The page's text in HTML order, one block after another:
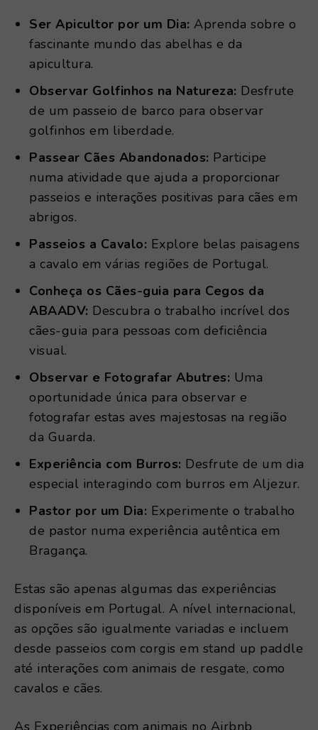
Ser Apicultor por um Dia: Aprenda sobre o
fascinante mundo das abelhas e da
apicultura.
Observar Golfinhos na Natureza: Desfrute
de um passeio de barco para observar
golfinhos em liberdade.
Passear Cães Abandonados: Participe
numa atividade que ajuda a proporcionar
passeios e interações positivas para cães em
abrigos.
Passeios a Cavalo: Explore belas paisagens
a cavalo em várias regiões de Portugal.
Conheça os Cães-guia para Cegos da
ABAADV: Descubra o trabalho incrível dos
cães-guia para pessoas com deficiência
visual.
Observar e Fotografar Abutres: Uma
oportunidade única para observar e
fotografar estas aves majestosas na região
da Guarda.
Experiência com Burros: Desfrute de um dia
especial interagindo com burros em Aljezur.
Pastor por um Dia: Experimente o trabalho
de pastor numa experiência autêntica em
Bragança.
Estas são apenas algumas das experiências
disponíveis em Portugal. A nível internacional,
as opções são igualmente variadas e incluem
desde passeios com corgis em stand up paddle
até interações com animais de resgate, como
cavalos e cães.
As Experiências com animais no Airbnb